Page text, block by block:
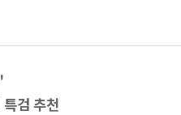
법
성
검 추천